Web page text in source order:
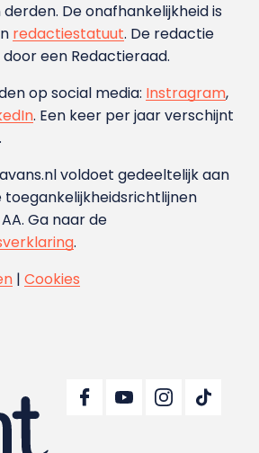
De onafhankelijkheid is
redactiestatuut. De redactie
een Redactieraad.
op social media: Instragram,
. Een keer per jaar verschijnt
voldoet gedeeltelijk aan
AA. Ga naar de
.
| Cookies